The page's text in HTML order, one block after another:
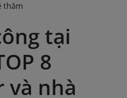
thăm
tại
8
và nhà